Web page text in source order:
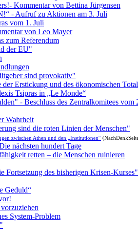
Kommentar von Bettina Jürgensen
- Aufruf zu Aktionen am 3. Juli
vom 1. Juli
von Leo Mayer
zum Referendum
der EU"
sind provokativ"
Erstickung und des ökonomischen
Tsipras in „Le Monde“
- Beschluss des Zentralkomitees vom
Wahrheit
sind die roten Linien der Menschen"
zwischen Athen und den „Institutionen“
nächsten hundert Tage
retten – die Menschen ruinieren
Fortsetzung des bisherigen Krisen-Kurses"
Geduld“
System-Problem